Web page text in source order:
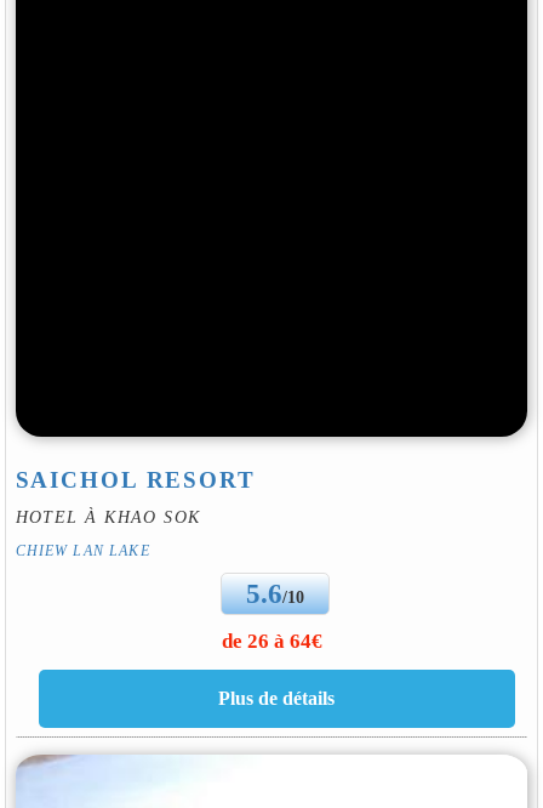
SAICHOL RESORT
HOTEL À KHAO SOK
CHIEW LAN LAKE
5.6/10
de 26 à 64€